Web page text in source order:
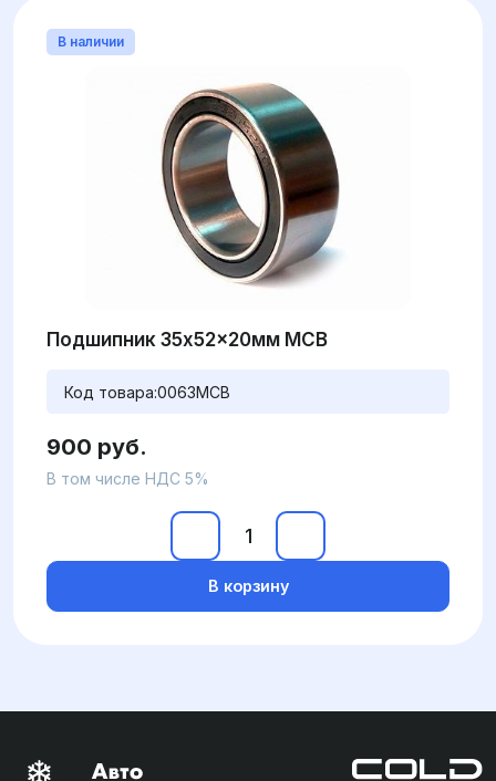
В наличии
Подшипник 35x52x20мм MCB
Код товара:0063MCB
900 руб.
В том числе НДС 5%
В корзину